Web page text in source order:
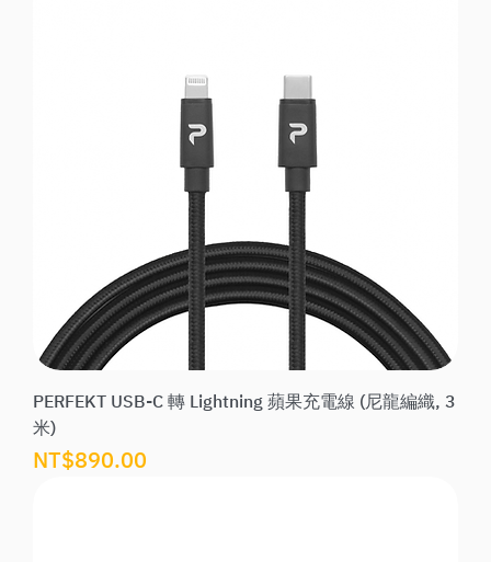
PERFEKT USB-C 轉 Lightning 蘋果充電線 (尼龍編織, 3
米)
價格
NT$890.00